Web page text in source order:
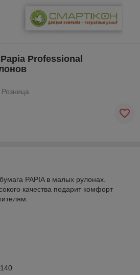
Professional
Розница
PAPIA в малых рулонах.
качества подарит комфорт